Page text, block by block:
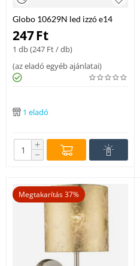
Globo 10629N led izzó e14
E14 2 .5 W 200 lm 3000 K
247Ft
1 db (247 Ft/ db)
(az eladó egyéb ajánlatai)
1 eladó
+
−
Megtakarítás 37%